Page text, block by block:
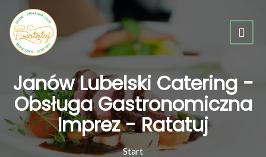
Janów Lubelski Catering -
Obsługa Gastronomiczna
Imprez - Ratatuj
Start